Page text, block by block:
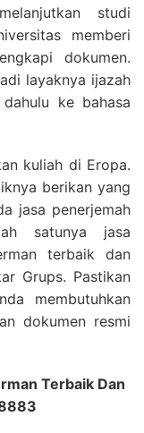
studi
memberi
dokumen.
layaknya ijazah
ke bahasa
kuliah di Eropa.
berikan yang
jasa penerjemah
satunya jasa
terbaik dan
Grups. Pastikan
membutuhkan
dokumen resmi
Terbaik Dan